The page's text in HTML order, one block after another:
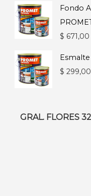
Fondo
$ 671,00
$ 299,00
GRAL. FLORES